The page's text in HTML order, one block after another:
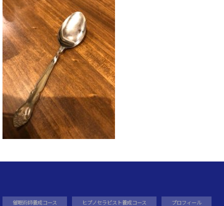
催眠術師養成コース ヒプノセラピスト養成コース プロフィール